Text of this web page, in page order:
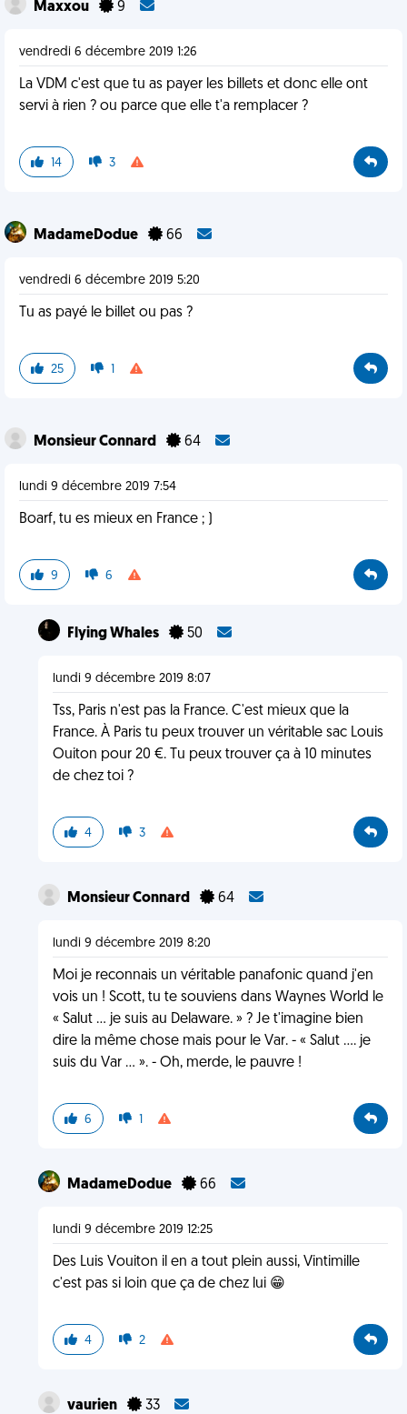
Maxxou 9
vendredi 6 décembre 2019 1:26
La VDM c'est que tu as payer les billets et donc elle ont
servi à rien ? ou parce que elle t'a remplacer ?
14 3
MadameDodue 66
vendredi 6 décembre 2019 5:20
Tu as payé le billet ou pas ?
25 1
Monsieur Connard 64
lundi 9 décembre 2019 7:54
Boarf, tu es mieux en France ; )
9 6
Flying Whales 50
lundi 9 décembre 2019 8:07
Tss, Paris n'est pas la France. C'est mieux que la
France. À Paris tu peux trouver un véritable sac Louis
Ouiton pour 20 €. Tu peux trouver ça à 10 minutes
de chez toi ?
4 3
Monsieur Connard 64
lundi 9 décembre 2019 8:20
Moi je reconnais un véritable panafonic quand j'en
vois un ! Scott, tu te souviens dans Waynes World le
« Salut ... je suis au Delaware. » ? Je t'imagine bien
dire la même chose mais pour le Var. - « Salut .... je
suis du Var ... ». - Oh, merde, le pauvre !
6 1
MadameDodue 66
lundi 9 décembre 2019 12:25
Des Luis Vouiton il en a tout plein aussi, Vintimille
c'est pas si loin que ça de chez lui 😁
4 2
vaurien 33